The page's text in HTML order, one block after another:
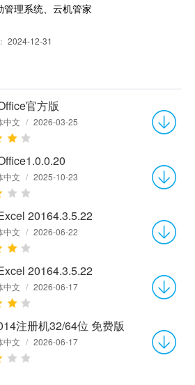
理系统、云机管家
2024-12-31
官方版
中文 / 2026-03-25
中文 / 2025-10-23
20164.3.5.22
中文 / 2026-06-22
20164.3.5.22
中文 / 2026-06-17
注册机32/64位 免费版
中文 / 2026-06-17